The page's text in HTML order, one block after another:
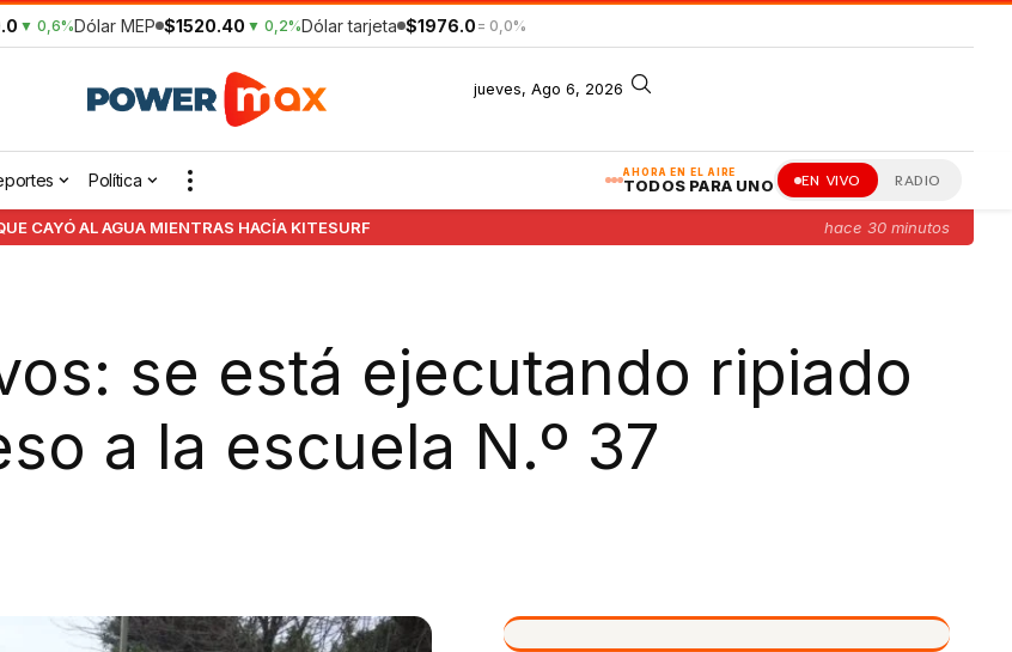
▼ 0,6%Dólar MEP $1520.40 ▼ 0,2%Dólar tarjeta $1976.0 = 0,0%
jueves, Ago 6, 2026
AHORA EN EL AIRE
TODOS PARA UNO EN VIVO RADIO
Política
CAYÓ AL AGUA MIENTRAS HACÍA KITESURF hace 30 minutos
se está ejecutando ripiado
a la escuela N.º 37